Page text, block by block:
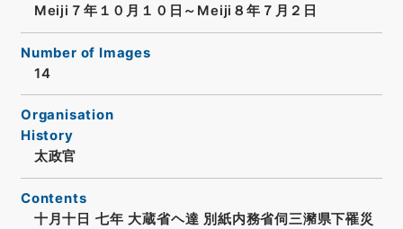
Meiji７年１０月１０日～Meiji８年７月２日
Number of Images
14
Organisation
History
太政官
Contents
十月十日 七年 大蔵省ヘ達 別紙内務省伺三瀦県下罹災